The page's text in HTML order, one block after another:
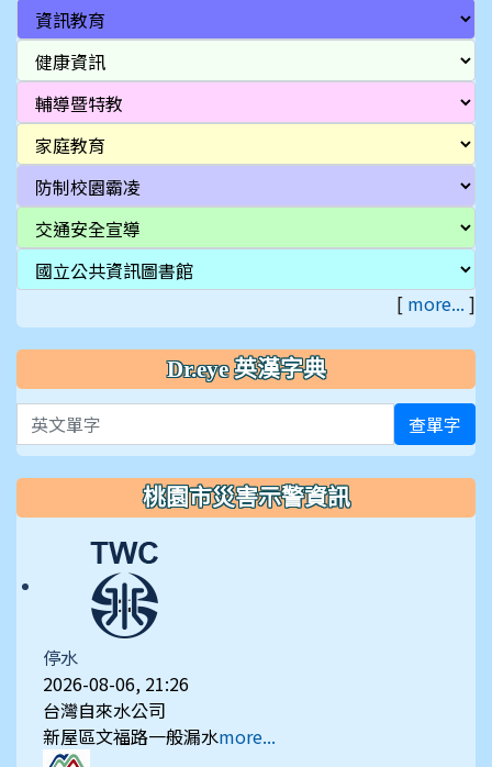
[ more... ]
Dr.eye 英漢字典
英文單字 查單字
桃園市災害示警資訊
停水
2026-08-06, 21:26
台灣自來水公司
新屋區文福路一般漏水more...